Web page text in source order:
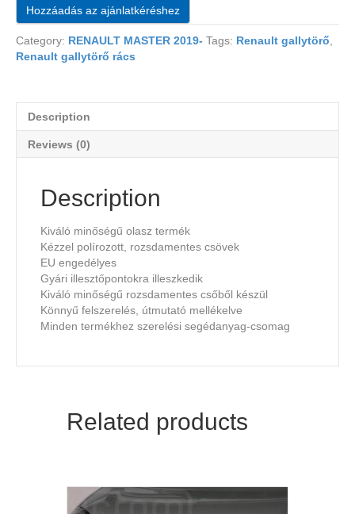
Hozzáadás az ajánlatkéréshez
Category: RENAULT MASTER 2019- Tags: Renault gallytörő,
Renault gallytörő rács
Description
Reviews (0)
Description
Kiváló minőségű olasz termék
Kézzel polírozott, rozsdamentes csövek
EU engedélyes
Gyári illesztőpontokra illeszkedik
Kiváló minőségű rozsdamentes csőből készül
Könnyű felszerelés, útmutató mellékelve
Minden termékhez szerelési segédanyag-csomag
Related products